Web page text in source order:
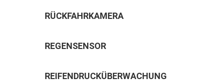
RÜCKFAHRKAMERA
REGENSENSOR
REIFENDRUCKÜBERWACHUNG